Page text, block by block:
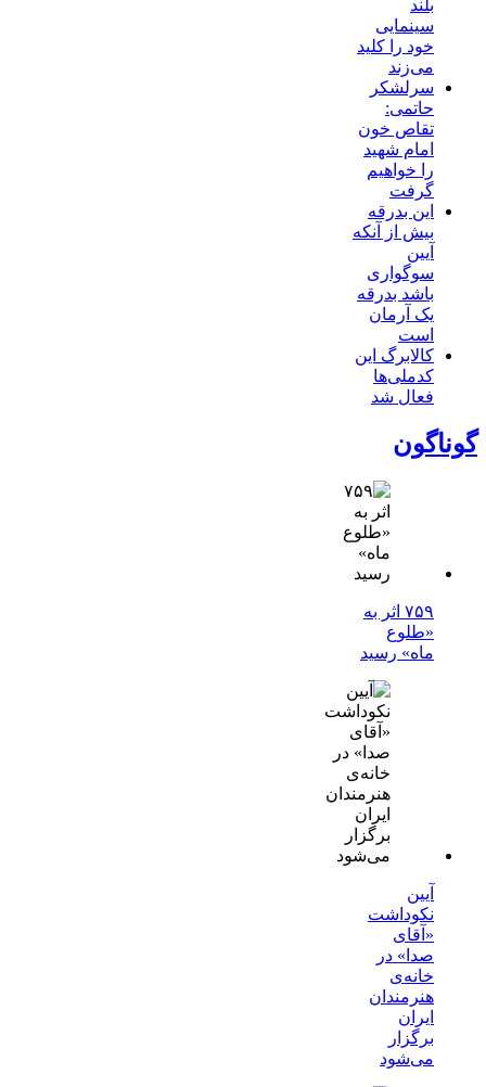
بلند
سینمایی
خود را کلید
می‌زند
سرلشکر
حاتمی:
تقاص خون
امام شهید
را خواهیم
گرفت
این بدرقه
بیش از آنکه
آیین
سوگواری
باشد بدرقه
یک آرمان
است
کالابرگ این
کدملی‌ها
فعال شد
گوناگون
۷۵۹ اثر به
«طلوع
ماه» رسید
آیین
نکوداشت
«آقای
صدا» در
خانه‌ی
هنرمندان
ایران
برگزار
می‌شود